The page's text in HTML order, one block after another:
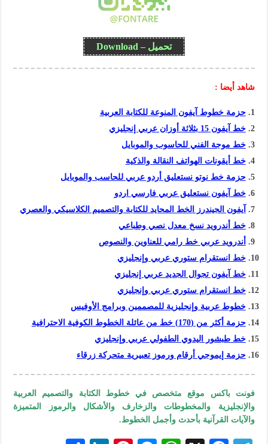
تحميل – Download
شاهد أيضا :
حزمة خطوط آيفون المنوعة للكتابة العربية
خط آيفون 15 بثلاثة أوزان عربي إنجليزي
خط موجة الفني للحاسوب والموبايل
خط أيقونات الهواتف النقالة والذكية
حزمة خط نوتو نستعليق أردو عربي للحاسب والموبايل
خط آيفون نستعليق عربي فارسي اردو
آيفون الجيندرز الخط المحايد للكتابة والتصميم الكلاسيكي والعصري
خط أندرويد نسخ معدل نصي وطباعي
أندرويد عربي خط رامي للعناوين والنصوص
خط انستقرام ستوري عربي وإنجليزي
خط آيفون تجوال الجديد عربي إنجليزي
خط انستقرام ستوري عربي وإنجليزي
خطوط عربية وإنجليزية للمصممين وبرامج الأوفيس
حزمة أكثر من (170) خط من عائلة الخطوط الكوفية الاحترافية
خط طبشور اليدوي الطفولي عربي وإنجليزي
حزمة إيموجي أرقام ورموز تعبيرية متحركة زرقاء
فونت باكس موقع متخصص في خطوط الكتابة والتصميم العربية
والإنجليزية والمخطوطات والزخارف والأشكال والرموز المتميزة
والآيات القرآنية بأحدث وأجمل الخطوط.